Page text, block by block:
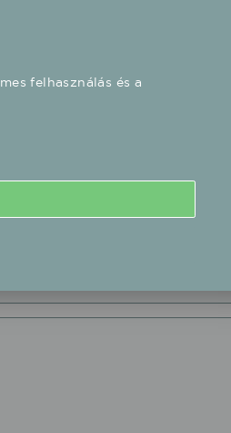
tud vállalni. Indulás
felhasználás és a